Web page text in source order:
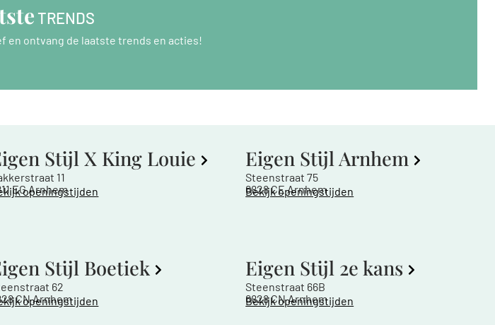
TRENDS
en ontvang de laatste trends en acties!
Stijl X King Louie
11
EG Arnhem
openingstijden
Eigen Stijl Arnhem
Steenstraat 75
6828 CE Arnhem
Bekijk openingstijden
Stijl Boetiek
62
CN Arnhem
openingstijden
Eigen Stijl 2e kans
Steenstraat 66B
6828 CN Arnhem
Bekijk openingstijden